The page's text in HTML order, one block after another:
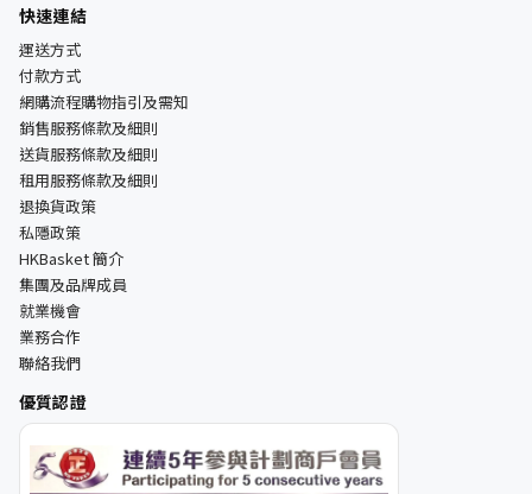
快速連結
運送方式
付款方式
網購流程購物指引及需知
銷售服務條款及細則
送貨服務條款及細則
租用服務條款及細則
退換貨政策
私隱政策
HKBasket 簡介
集團及品牌成員
就業機會
業務合作
聯絡我們
優質認證